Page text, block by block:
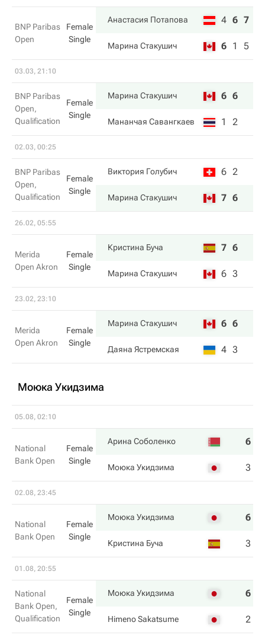
BNP Paribas
Open
Female
Single
Анастасия Потапова 4 6 7
Марина Стакушич 6 1 5
03.03, 21:10
BNP Paribas
Open,
Qualification
Female
Single
Марина Стакушич 6 6
Мананчая Савангкаев 1 2
02.03, 00:25
BNP Paribas
Open,
Qualification
Female
Single
Виктория Голубич 6 2
Марина Стакушич 7 6
26.02, 05:55
Merida
Open Akron
Female
Single
Кристина Буча 7 6
Марина Стакушич 6 3
23.02, 23:10
Merida
Open Akron
Female
Single
Марина Стакушич 6 6
Даяна Ястремская 4 3
Моюка Укидзима
05.08, 02:10
National
Bank Open
Female
Single
Арина Соболенко 6
Моюка Укидзима 3
02.08, 23:45
National
Bank Open
Female
Single
Моюка Укидзима 6
Кристина Буча 3
01.08, 20:55
National
Bank Open,
Qualification
Female
Single
Моюка Укидзима 6
Himeno Sakatsume 2